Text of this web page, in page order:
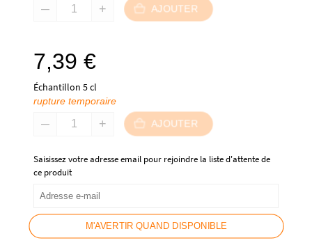
AJOUTER
7,39 €
Échantillon 5 cl
rupture temporaire
AJOUTER
Saisissez votre adresse email pour rejoindre la liste d'attente de
ce produit
M'AVERTIR QUAND DISPONIBLE